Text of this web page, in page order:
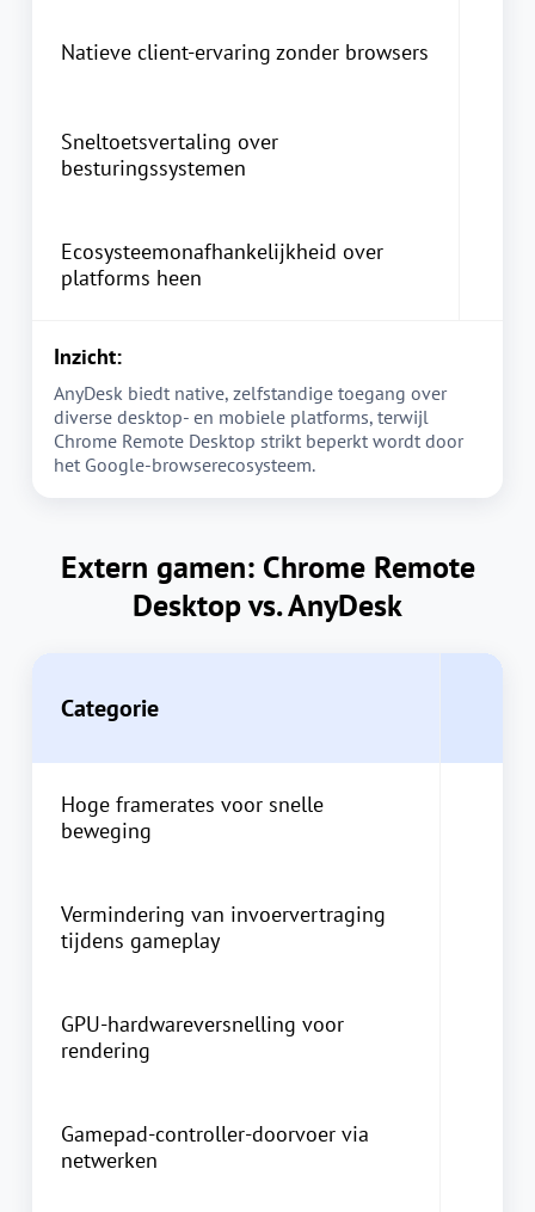
Natieve client-ervaring zonder browsers
Sneltoetsvertaling over
besturingssystemen
Ecosysteemonafhankelijkheid over
platforms heen
Inzicht:
AnyDesk biedt native, zelfstandige toegang over
diverse desktop- en mobiele platforms, terwijl
Chrome Remote Desktop strikt beperkt wordt door
het Google-browserecosysteem.
Extern gamen: Chrome Remote
Desktop vs. AnyDesk
Categorie
Hoge framerates voor snelle
beweging
Vermindering van invoervertraging
tijdens gameplay
GPU-hardwareversnelling voor
rendering
Gamepad-controller-doorvoer via
netwerken